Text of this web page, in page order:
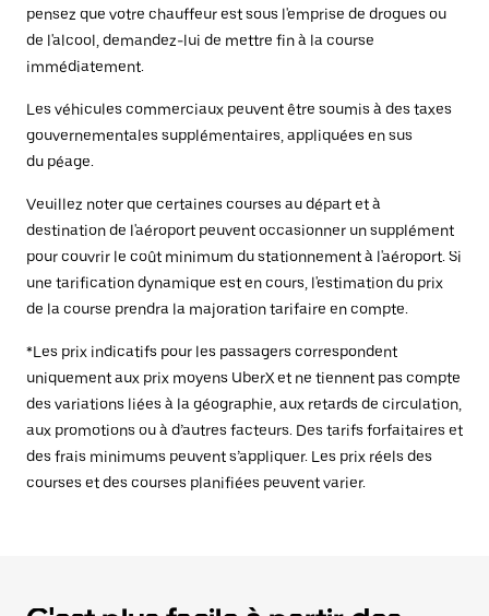
pensez que votre chauffeur est sous l'emprise de drogues ou
de l'alcool, demandez-lui de mettre fin à la course
immédiatement.
Les véhicules commerciaux peuvent être soumis à des taxes
gouvernementales supplémentaires, appliquées en sus
du péage.
Veuillez noter que certaines courses au départ et à
destination de l'aéroport peuvent occasionner un supplément
pour couvrir le coût minimum du stationnement à l'aéroport. Si
une tarification dynamique est en cours, l'estimation du prix
de la course prendra la majoration tarifaire en compte.
*Les prix indicatifs pour les passagers correspondent
uniquement aux prix moyens UberX et ne tiennent pas compte
des variations liées à la géographie, aux retards de circulation,
aux promotions ou à d’autres facteurs. Des tarifs forfaitaires et
des frais minimums peuvent s’appliquer. Les prix réels des
courses et des courses planifiées peuvent varier.